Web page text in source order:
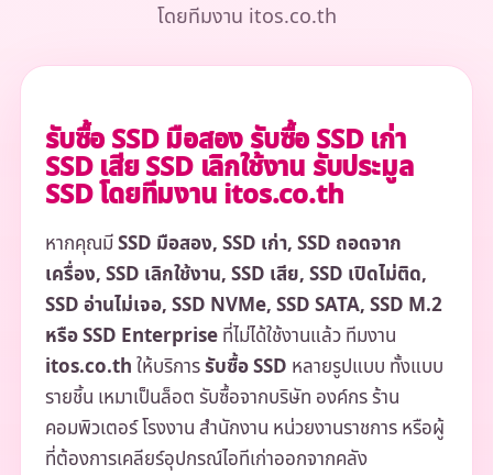
โดยทีมงาน itos.co.th
รับซื้อ SSD มือสอง รับซื้อ SSD เก่า
SSD เสีย SSD เลิกใช้งาน รับประมูล
SSD โดยทีมงาน itos.co.th
หากคุณมีSSD มือสอง, SSD เก่า, SSD ถอดจาก
เครื่อง, SSD เลิกใช้งาน, SSD เสีย, SSD เปิดไม่ติด,
SSD อ่านไม่เจอ, SSD NVMe, SSD SATA, SSD M.2
หรือ SSD Enterpriseที่ไม่ได้ใช้งานแล้ว ทีมงาน
itos.co.thให้บริการรับซื้อ SSD หลายรูปแบบ ทั้งแบบ
รายชิ้น เหมาเป็นล็อต รับซื้อจากบริษัท องค์กร ร้าน
คอมพิวเตอร์ โรงงาน สำนักงาน หน่วยงานราชการ หรือผู้
ที่ต้องการเคลียร์อุปกรณ์ไอทีเก่าออกจากคลัง